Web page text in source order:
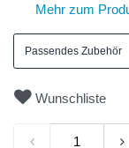
Mehr zum
Passendes Zubehör
Wunschliste